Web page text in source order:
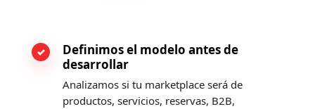
Definimos el modelo antes de
desarrollar
Analizamos si tu marketplace será de
productos, servicios, reservas, B2B,